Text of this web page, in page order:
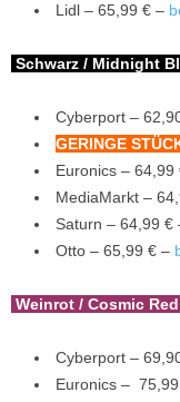
Lidl – 65,99 € –
Schwarz / Midnight
Cyberport –
GERINGE
Euronics – 64,99
MediaMarkt –
Saturn – 64,99 €
Otto – 65,99 € –
Weinrot / Cosmic Red
Cyberport –
Euronics –